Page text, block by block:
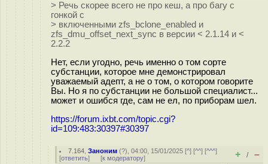
> Речь скорее всего не про кеш, а про багу с
гонкой с
> включенными zfs_bclone_enabled и
zfs_dmu_offset_next_sync в версии < 2.1.14 и <
2.2.2
Нет, если угодно, речь именно о том сорте
субстанции, которое мне демонстрировал
уважаемый адепт, а не о том, о котором говорите
Вы. Но я по субстанции не большой специалист...
может и ошибся где, сам не ел, по приборам шел.
https://forum.ixbt.com/topic.cgi?
id=109:483:30397#30397
7.164 ,Заноним (?), 04:00, 15/01/2025 [^] [^^] [^^^]
[ответить] [к модератору] + / –